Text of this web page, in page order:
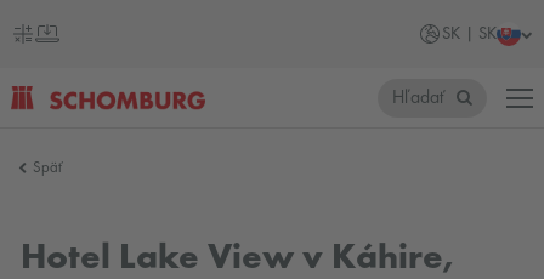
SK | SK
Hľadať
Späť
Hotel Lake View v Káhire,